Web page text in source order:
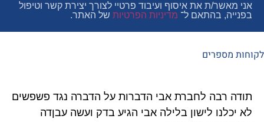
ת את איסוף ועיבוד פרטיי לצורך יצירת קשר וטיפול
בהתאם ל־מדיניות הפרטיותשל האתר.
לחברת אבי הדברות על הדברה נגד פשפשים
לישון בלילה אבי הגיע בדק ועשה עבןדה